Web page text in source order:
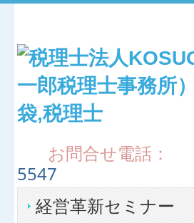
トップページ
お知らせ
経営理念
職員紹介
お問合せ電話
5547
経営革新セミナー